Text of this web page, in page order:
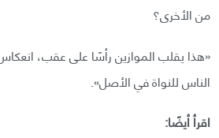
من الأخرى؟
«هذا يقلب الموازين رأسًا على عقب،
الناس للنواة في الأصل».
اقرأ أيضًا: